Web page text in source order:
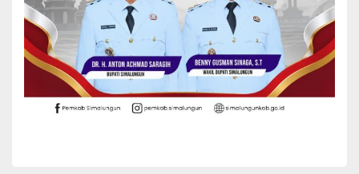
ingin mengucapkan terima kasih kepada seluruh jajaran Ad hoc
dibawa kami, baik PPK maupun TPS sekaligus 14.000 KPPS,
karena peran Bapak Ibu sekalian dapat mengantarkan kepada
acara kita hari ini yaitu Rekapitulasi penghitungan Suara,”timpal
Johan juga menerangkan bahwa, rapat pleno terbuka hari ini diikuti